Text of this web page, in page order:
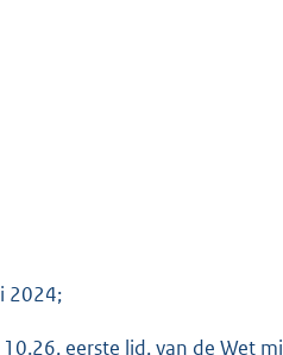
2024;
eerste lid, van de Wet